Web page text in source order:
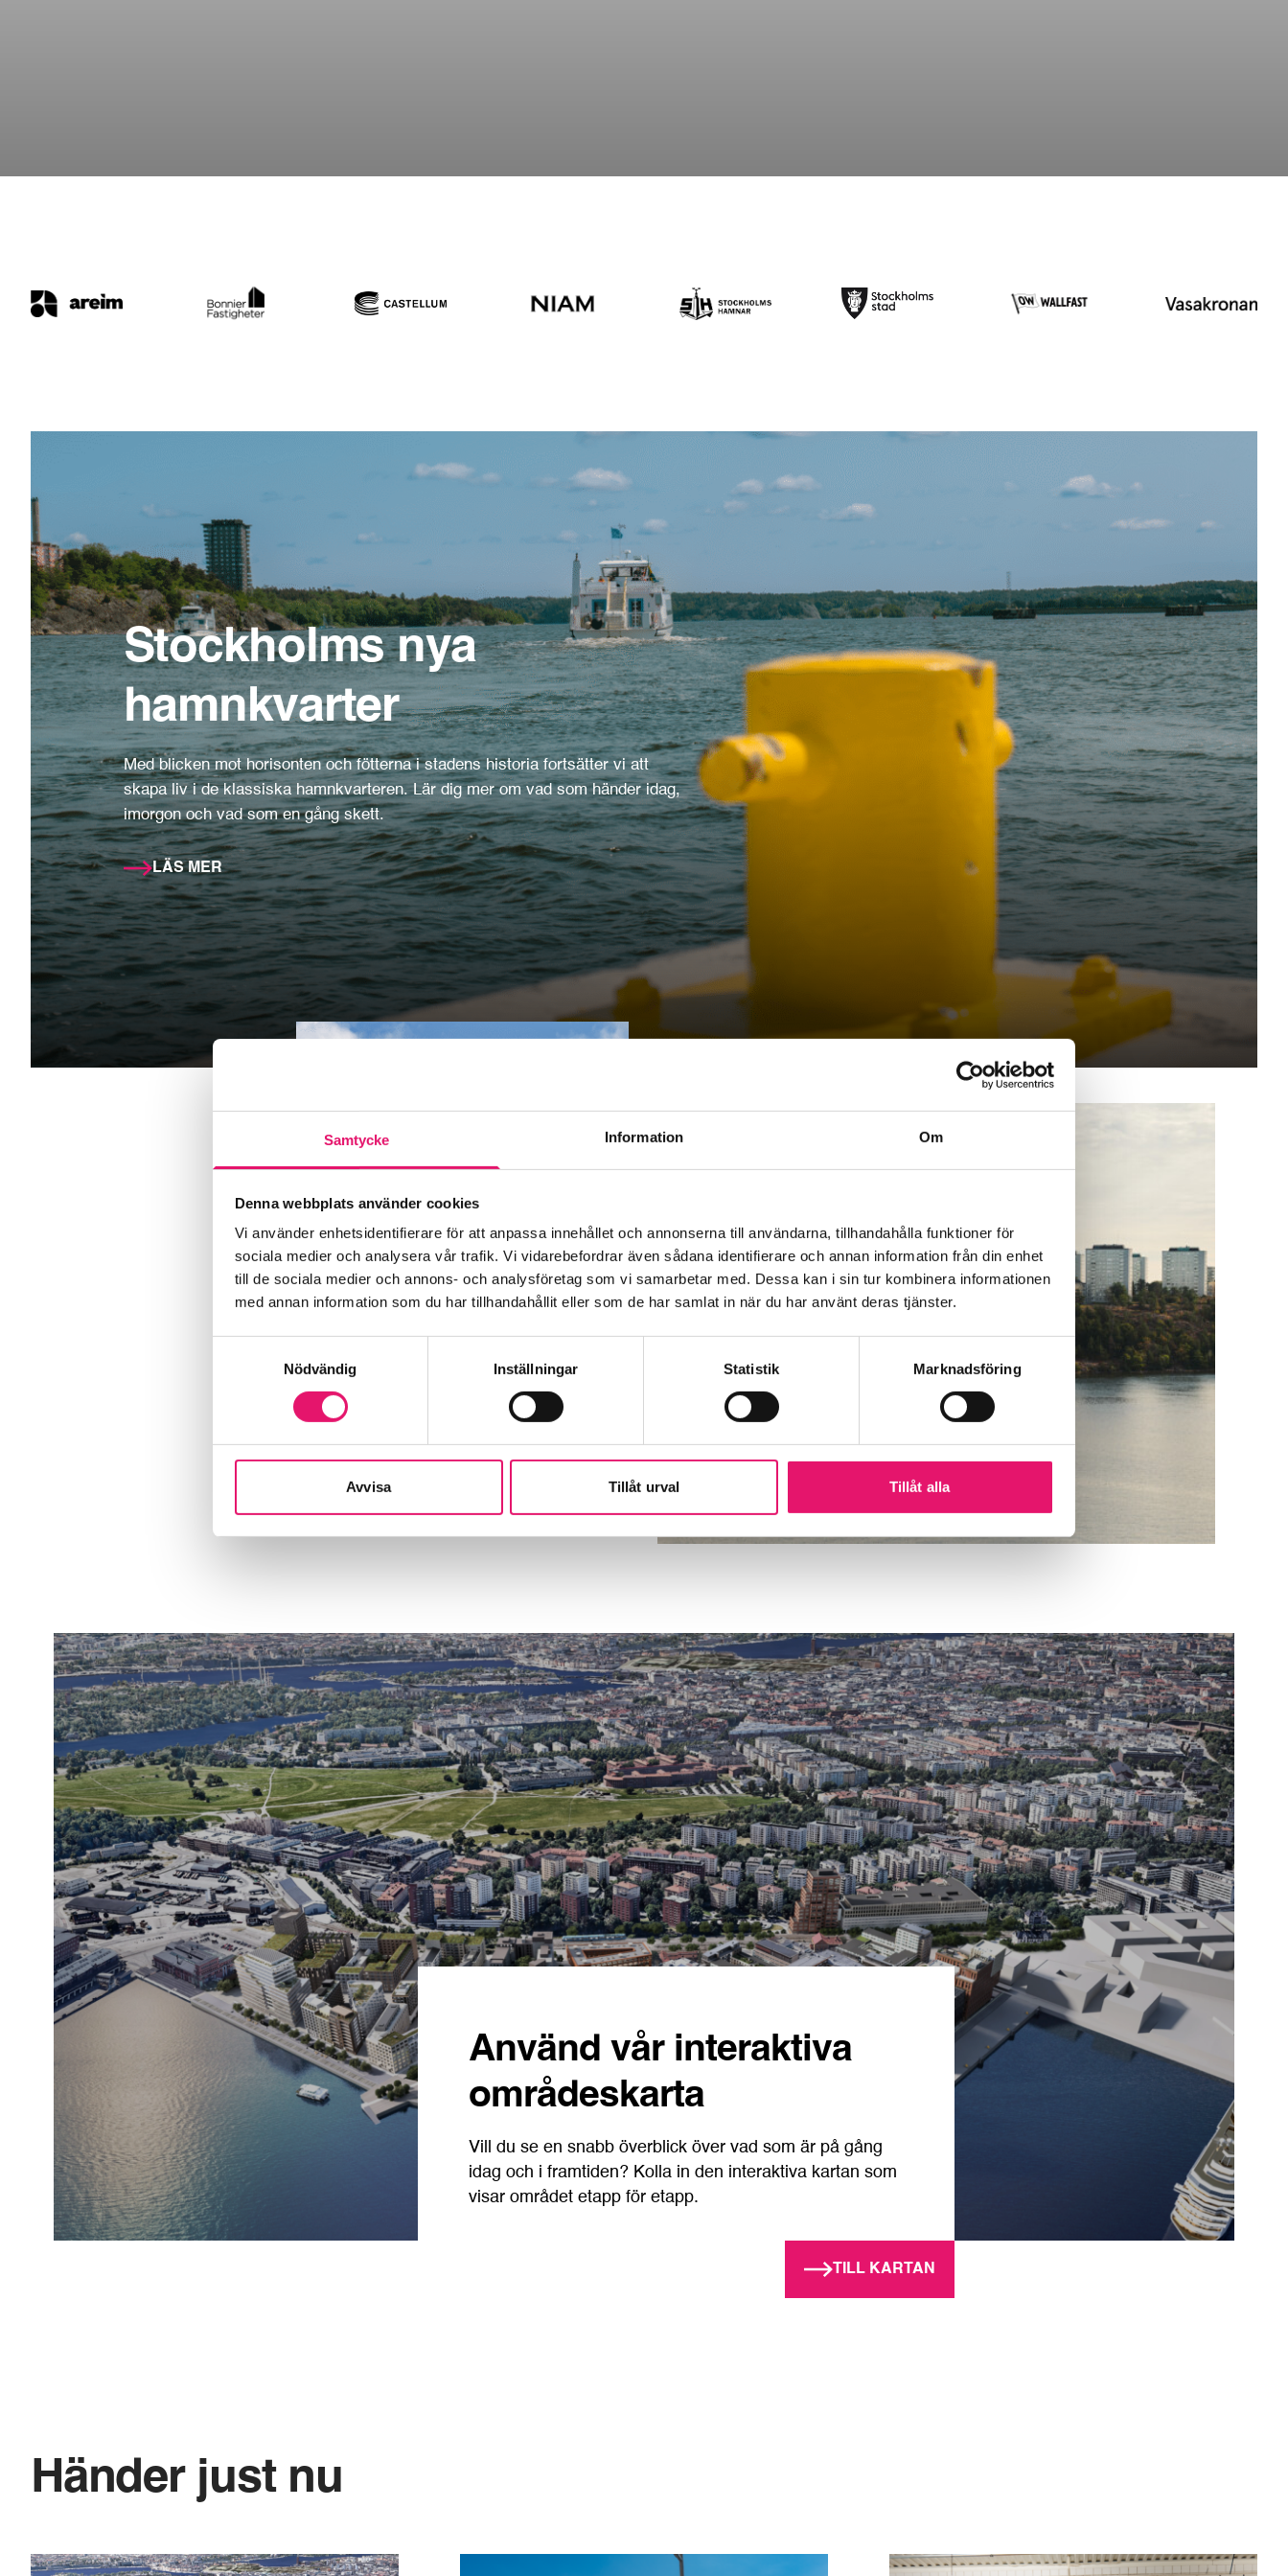
Samtycke Information Om
Denna webbplats använder cookies
Vi använder enhetsidentifierare för att anpassa innehållet och annonserna till användarna, tillhandahålla funktioner för
sociala medier och analysera vår trafik. Vi vidarebefordrar även sådana identifierare och annan information från din enhet
till de sociala medier och annons- och analysföretag som vi samarbetar med. Dessa kan i sin tur kombinera informationen
med annan information som du har tillhandahållit eller som de har samlat in när du har använt deras tjänster.
Nödvändig
Inställningar Statistik Marknadsföring
Avvisa Tillåt urval Tillåt alla
Stockholms nya
hamnkvarter
Med blicken mot horisonten och fötterna i stadens historia fortsätter vi att
skapa liv i de klassiska hamnkvarteren. Lär dig mer om vad som händer idag,
imorgon och vad som en gång skett.
LÄS MER
Använd vår interaktiva
områdeskarta
Vill du se en snabb överblick över vad som är på gång
idag och i framtiden? Kolla in den interaktiva kartan som
visar området etapp för etapp.
TILL KARTAN
Händer just nu